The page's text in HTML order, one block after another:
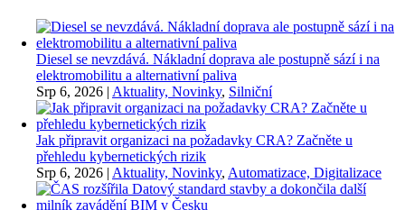
Diesel se nevzdává. Nákladní doprava ale postupně sází i na
elektromobilitu a alternativní paliva
Srp 6, 2026 | Aktuality, Novinky, Silniční
Jak připravit organizaci na požadavky CRA? Začněte u
přehledu kybernetických rizik
Srp 6, 2026 | Aktuality, Novinky, Automatizace, Digitalizace